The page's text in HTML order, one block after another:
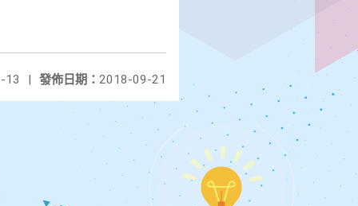
發佈日期： 2018-09-21
13 |